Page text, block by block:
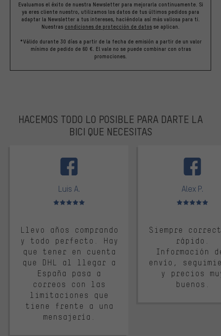
Evaluamos el éxito de nuestra Newsletter para mejorarla continuamente. Si
ya eres cliente nuestro, utilizamos los datos de tus últimos pedidos para
adaptar la Newsletter a tus intereses, haciéndola así más valiosa para ti.
Nuestras condiciones de protección de datos se aplican.
*Válido durante 30 días a partir de la fecha de emisión a partir de un valor
mínimo de pedido de 60 €. El vale no se puede combinar con otras
promociones.
HACEMOS TODO LO POSIBLE PARA DARTE LA
BICI QUE NECESITAS
Luis A.
Valoración media: 5 de 5
Llevo años comprando
y todo perfecto. Hay
que tener en cuenta
que DHL al llegar a
España pasa a
correos con las
limitaciones que
tiene frente a una
mensajería.
Alex P.
Valoración
Siempre
rápido.
Información
envío,
y precios
buenos.